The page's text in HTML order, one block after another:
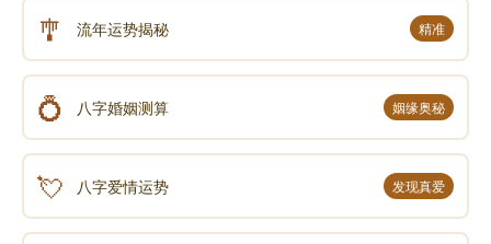
🎐 流年运势揭秘 精准
💍 八字婚姻测算 姻缘奥秘
💘 八字爱情运势 发现真爱